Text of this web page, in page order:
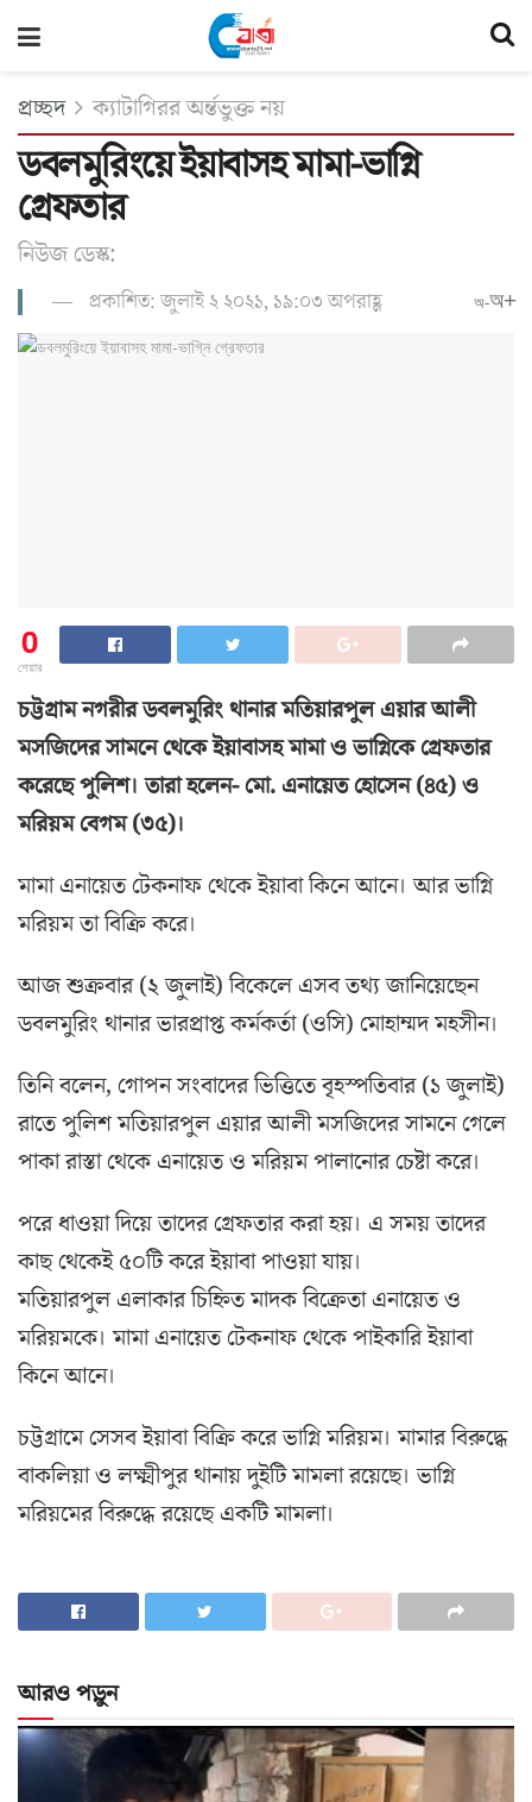
প্রচ্ছদ ক্যাটাগিরর অর্ন্তভুক্ত নয়
ডবলমুরিংয়ে ইয়াবাসহ মামা-ভাগ্নি
গ্রেফতার
নিউজ ডেস্ক:
প্রকাশিত: জুলাই ২ ২০২১, ১৯:০৩ অপরাহ্ণ অ-অ+
0
শেয়ার
চট্টগ্রাম নগরীর ডবলমুরিং থানার মতিয়ারপুল এয়ার আলী
মসজিদের সামনে থেকে ইয়াবাসহ মামা ও ভাগ্নিকে গ্রেফতার
করেছে পুলিশ। তারা হলেন- মো. এনায়েত হোসেন (৪৫) ও
মরিয়ম বেগম (৩৫)।
মামা এনায়েত টেকনাফ থেকে ইয়াবা কিনে আনে। আর ভাগ্নি
মরিয়ম তা বিক্রি করে।
আজ শুক্রবার (২ জুলাই) বিকেলে এসব তথ্য জানিয়েছেন
ডবলমুরিং থানার ভারপ্রাপ্ত কর্মকর্তা (ওসি) মোহাম্মদ মহসীন।
তিনি বলেন, গোপন সংবাদের ভিত্তিতে বৃহস্পতিবার (১ জুলাই)
রাতে পুলিশ মতিয়ারপুল এয়ার আলী মসজিদের সামনে গেলে
পাকা রাস্তা থেকে এনায়েত ও মরিয়ম পালানোর চেষ্টা করে।
পরে ধাওয়া দিয়ে তাদের গ্রেফতার করা হয়। এ সময় তাদের
কাছ থেকেই ৫০টি করে ইয়াবা পাওয়া যায়।
মতিয়ারপুল এলাকার চিহ্নিত মাদক বিক্রেতা এনায়েত ও
মরিয়মকে। মামা এনায়েত টেকনাফ থেকে পাইকারি ইয়াবা
কিনে আনে।
চট্টগ্রামে সেসব ইয়াবা বিক্রি করে ভাগ্নি মরিয়ম। মামার বিরুদ্ধে
বাকলিয়া ও লক্ষ্মীপুর থানায় দুইটি মামলা রয়েছে। ভাগ্নি
মরিয়মের বিরুদ্ধে রয়েছে একটি মামলা।
আরও পড়ুন